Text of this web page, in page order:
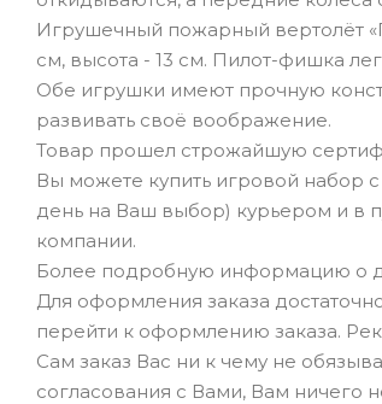
Игрушечный пожарный вертолёт
см, высота - 13 см. Пилот-фишка
Обе игрушки имеют прочную
развивать своё воображение.
Товар прошел строжайшую
Вы можете купить игровой набор
день на Ваш выбор) курьером и в
компании.
Более подробную информацию о
Для оформления заказа
перейти к оформлению заказа.
Сам заказ Вас ни к чему не
согласования с Вами, Вам ничего